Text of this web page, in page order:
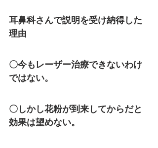
耳鼻科さんで説明を受け納得した
理由
〇今もレーザー治療できないわけ
ではない。
〇しかし花粉が到来してからだと
効果は望めない。